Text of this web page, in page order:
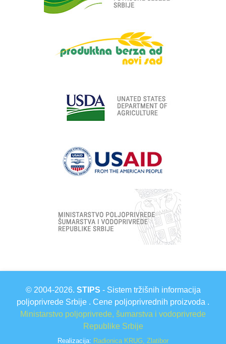
© 2004-2026. STIPS - Sistem tržišnih informacija
poljoprivrede Srbije . Cene poljoprivrednih proizvoda .
Ministarstvo poljoprivrede, šumarstva i vodoprivrede
Republike Srbije
Realizacija: Radionica KRUG, Zlatibor